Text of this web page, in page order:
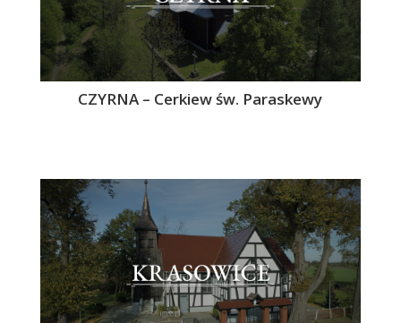
CZYRNA – Cerkiew św. Paraskewy